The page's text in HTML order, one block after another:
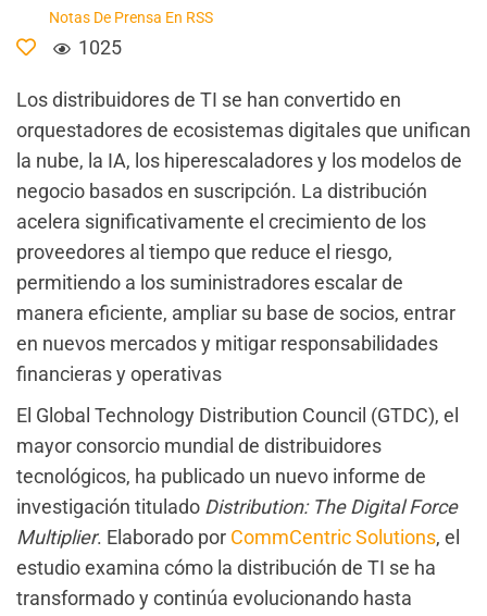
Notas De Prensa En RSS
1025
Los distribuidores de TI se han convertido en
orquestadores de ecosistemas digitales que unifican
la nube, la IA, los hiperescaladores y los modelos de
negocio basados en suscripción. La distribución
acelera significativamente el crecimiento de los
proveedores al tiempo que reduce el riesgo,
permitiendo a los suministradores escalar de
manera eficiente, ampliar su base de socios, entrar
en nuevos mercados y mitigar responsabilidades
financieras y operativas
El Global Technology Distribution Council (GTDC), el
mayor consorcio mundial de distribuidores
tecnológicos, ha publicado un nuevo informe de
investigación titulado Distribution: The Digital Force
Multiplier. Elaborado por CommCentric Solutions, el
estudio examina cómo la distribución de TI se ha
transformado y continúa evolucionando hasta